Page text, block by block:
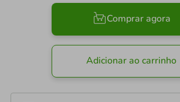
Comprar agora
Adicionar ao carrinho